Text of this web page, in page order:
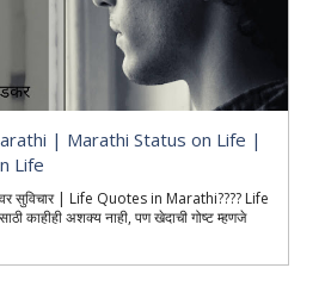
| Marathi Status on Life |
Life
सुविचार | Life Quotes in Marathi???? Life
काहीही अशक्य नाही, पण खेदाची गोष्ट म्हणजे